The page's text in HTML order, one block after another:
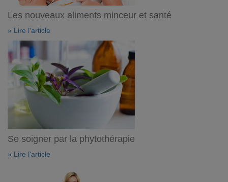
Les nouveaux aliments minceur et santé
» Lire l'article
Se soigner par la phytothérapie
» Lire l'article